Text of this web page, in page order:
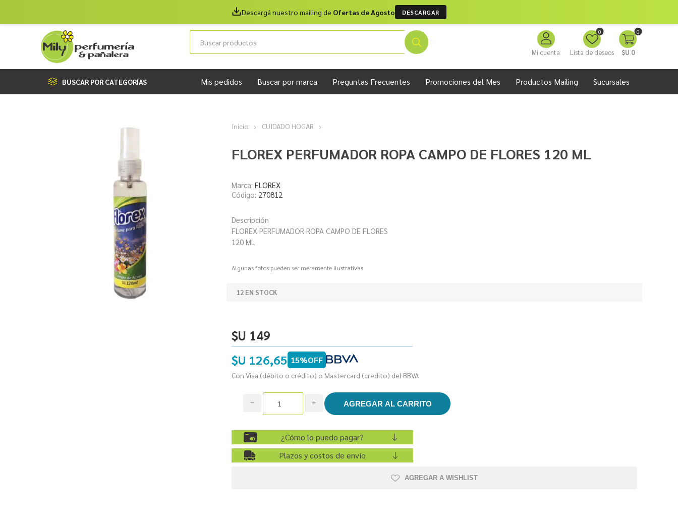
Descargá nuestro mailing de Ofertas de Agosto DESCARGAR
Mi cuenta Lista de deseos
0 0
$U 0
BUSCAR POR CATEGORÍAS Mis pedidos Buscar por marca Preguntas Frecuentes Promociones del Mes Productos Mailing Sucursales
Inicio CUIDADO HOGAR
FLOREX PERFUMADOR ROPA CAMPO DE FLORES 120 ML
Marca: FLOREX
Código: 270812
Descripción
FLOREX PERFUMADOR ROPA CAMPO DE FLORES
120 ML
Algunas fotos pueden ser meramente ilustrativas
12 EN STOCK
$U 149
$U 126,65 15%OFF
Con Visa (débito o crédito) o Mastercard (credito) del BBVA
i
h
¿Cómo lo puedo pagar?
Plazos y costos de envío
AGREGAR A WISHLIST